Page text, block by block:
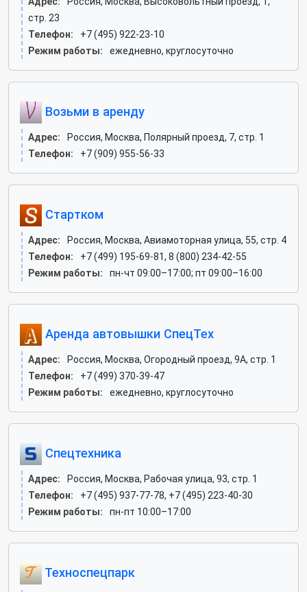
стр. 23
Телефон:
+7 (495) 922-23-10
Режим работы:
ежедневно, круглосуточно
Возьми в аренду
Адрес:
Россия, Москва, Полярный проезд, 7, стр. 1
Телефон:
+7 (909) 955-56-33
Стартком
Адрес:
Россия, Москва, Авиамоторная улица, 55, стр. 4
Телефон:
+7 (499) 195-69-81, 8 (800) 234-42-55
Режим работы:
пн-чт 09:00–17:00; пт 09:00–16:00
Аренда автовышки СпецТех
Адрес:
Россия, Москва, Огородный проезд, 9А, стр. 1
Телефон:
+7 (499) 370-39-47
Режим работы:
ежедневно, круглосуточно
Спецтехника
Адрес:
Россия, Москва, Рабочая улица, 93, стр. 1
Телефон:
+7 (495) 937-77-78, +7 (495) 223-40-30
Режим работы:
пн-пт 10:00–17:00
Техноспецпарк